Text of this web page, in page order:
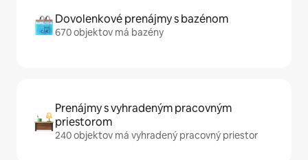
Dovolenkové prenájmy s bazénom
670 objektov má bazény
Prenájmy s vyhradeným pracovným
priestorom
240 objektov má vyhradený pracovný priestor